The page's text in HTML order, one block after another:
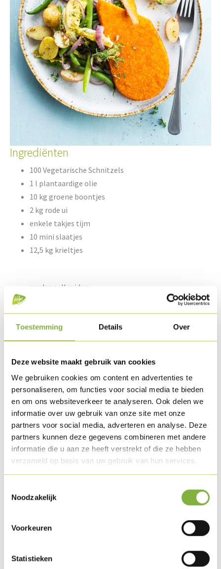
Toestemming Details Over
Deze website maakt gebruik van cookies
We gebruiken cookies om content en advertenties te
personaliseren, om functies voor social media te bieden
en om ons websiteverkeer te analyseren. Ook delen we
informatie over uw gebruik van onze site met onze
partners voor social media, adverteren en analyse. Deze
partners kunnen deze gegevens combineren met andere
informatie die u aan ze heeft verstrekt of die ze hebben
verzameld op basis van uw gebruik van hun services.
Noodzakelijk
Voorkeuren
Statistieken
Ingrediënten
100 Vegetarische Schnitzels
1 l plantaardige olie
10 kg groene boontjes
2 kg rode ui
enkele takjes tijm
10 mini slaatjes
12,5 kg krieltjes
aardappelkruiden
0,1 kg zonnebloempitten
1 l mayonaise
1 l yoghurt
Bereiding
Bak de Vegetarische schnitzel in de combisteamer
gedurende 11 min op 220°C met 0% vocht.
Kook de groene boontjes op zijn Engels bijtgaar en verfris.
Snij de rode in halve ringen en bak deze aan met wat
tijmtakjes. Snij de mini slaatjes in julienne. Voeg de
boontjes bij de rode ui en kruid af. Voeg er nu de julienne van
sla aan toe en vermeng kort.
Rooster de zonnebloempitten.
aardappelkruiden aan toe en vermeng.